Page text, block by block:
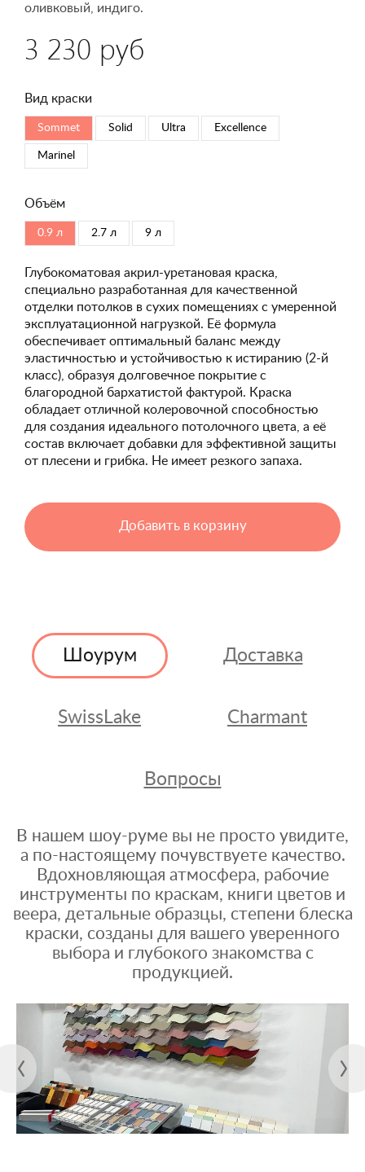
оливковый, индиго.
3 230 руб
Вид краски
Sommet Solid Ultra Excellence
Marinel
Объём
0.9 л 2.7 л 9 л
Глубокоматовая акрил-уретановая краска,
специально разработанная для качественной
отделки потолков в сухих помещениях с умеренной
эксплуатационной нагрузкой. Её формула
обеспечивает оптимальный баланс между
эластичностью и устойчивостью к истиранию (2-й
класс), образуя долговечное покрытие с
благородной бархатистой фактурой. Краска
обладает отличной колеровочной способностью
для создания идеального потолочного цвета, а её
состав включает добавки для эффективной защиты
от плесени и грибка. Не имеет резкого запаха.
Добавить в корзину
Шоурум Доставка
SwissLake Charmant
Вопросы
В нашем шоу-руме вы не просто увидите,
а по-настоящему почувствуете качество.
Вдохновляющая атмосфера, рабочие
инструменты по краскам, книги цветов и
веера, детальные образцы, степени блеска
краски, созданы для вашего уверенного
выбора и глубокого знакомства с
продукцией.